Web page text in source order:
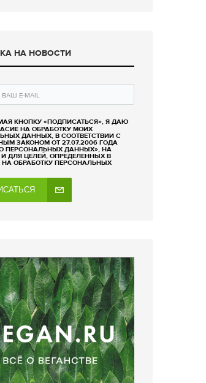
НА НОВОСТИ
КНОПКУ «ПОДПИСАТЬСЯ», Я ДАЮ
НА ОБРАБОТКУ МОИХ
ДАННЫХ, В СООТВЕТСТВИИ С
ЗАКОНОМ ОТ 27.07.2006 ГОДА
ПЕРСОНАЛЬНЫХ ДАННЫХ», НА
ДЛЯ ЦЕЛЕЙ, ОПРЕДЕЛЕННЫХ В
ОБРАБОТКУ ПЕРСОНАЛЬНЫХ